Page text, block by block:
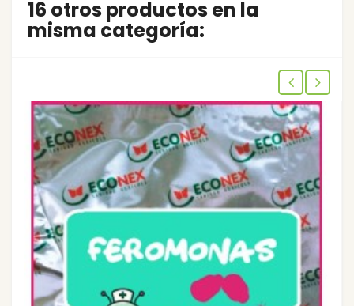
16 otros productos en la
misma categoría: